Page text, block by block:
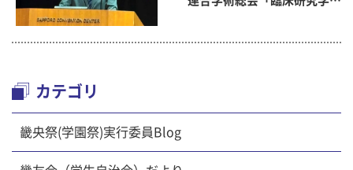
カテゴリ
畿央祭(学園祭)実行委員Blog